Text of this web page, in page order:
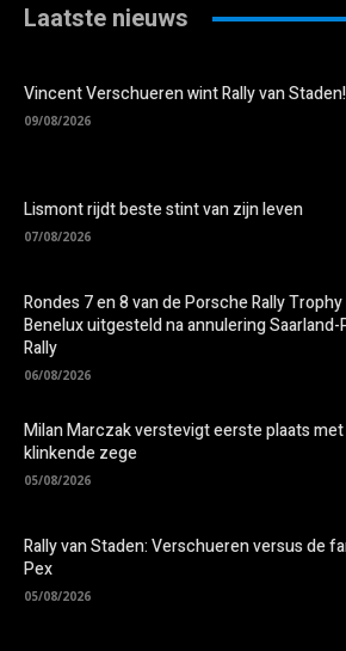
Laatste nieuws
Vincent Verschueren wint Rally van Staden!
09/08/2026
Lismont rijdt beste stint van zijn leven
07/08/2026
Rondes 7 en 8 van de Porsche Rally Trophy
Benelux uitgesteld na annulering
Rally
06/08/2026
Milan Marczak verstevigt eerste plaats met
klinkende zege
05/08/2026
Rally van Staden: Verschueren versus de
Pex
05/08/2026